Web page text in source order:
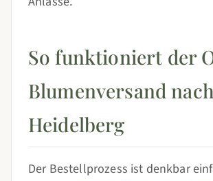
So funktioniert der
Blumenversand nach
Heidelberg
Der Bestellprozess ist denkbar